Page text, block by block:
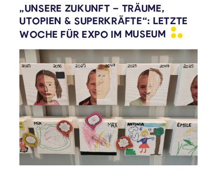
„UNSERE ZUKUNFT – TRÄUME,
UTOPIEN & SUPERKRÄFTE“: LETZTE
WOCHE FÜR EXPO IM MUSEUM